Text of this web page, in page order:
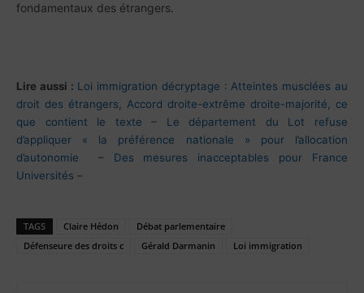
fondamentaux des étrangers.
Lire aussi : Loi immigration décryptage : Atteintes musclées au
droit des étrangers
Accord droite-extrême droite-majorité, ce
que contient le texte – Le département du Lot refuse
d’appliquer « la préférence nationale » pour l’allocation
d’autonomie – Des mesures inacceptables pour France
Universités –
TAGS Claire Hédon
Débat parlementaire
Défenseure des droits c
Gérald Darmanin Loi immigration